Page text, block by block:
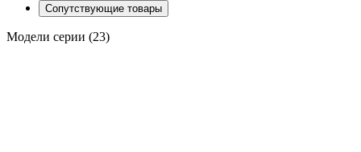
Сопутствующие товары
Модели серии (23)